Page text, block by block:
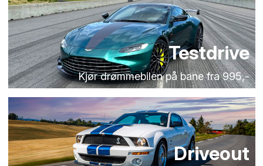
Testdrive
Kjør drømmebilen på bane fra 995,-
Driveout